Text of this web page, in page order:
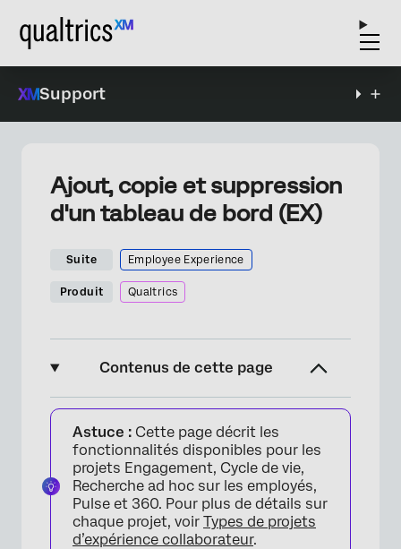
Support
Ajout, copie et suppression
d'un tableau de bord (EX)
Suite Employee Experience
Produit Qualtrics
Contenus de cette page
Ajout d’un tableau de bord
Flux guidé pour les tableaux de bord
d’engagement
Suppression d’un tableau de bord
Copie d’un tableau de bord
Astuce : Cette page décrit les
fonctionnalités disponibles pour les
projets Engagement, Cycle de vie,
Recherche ad hoc sur les employés,
Pulse et 360. Pour plus de détails sur
chaque projet, voir Types de projets
d’expérience collaborateur.